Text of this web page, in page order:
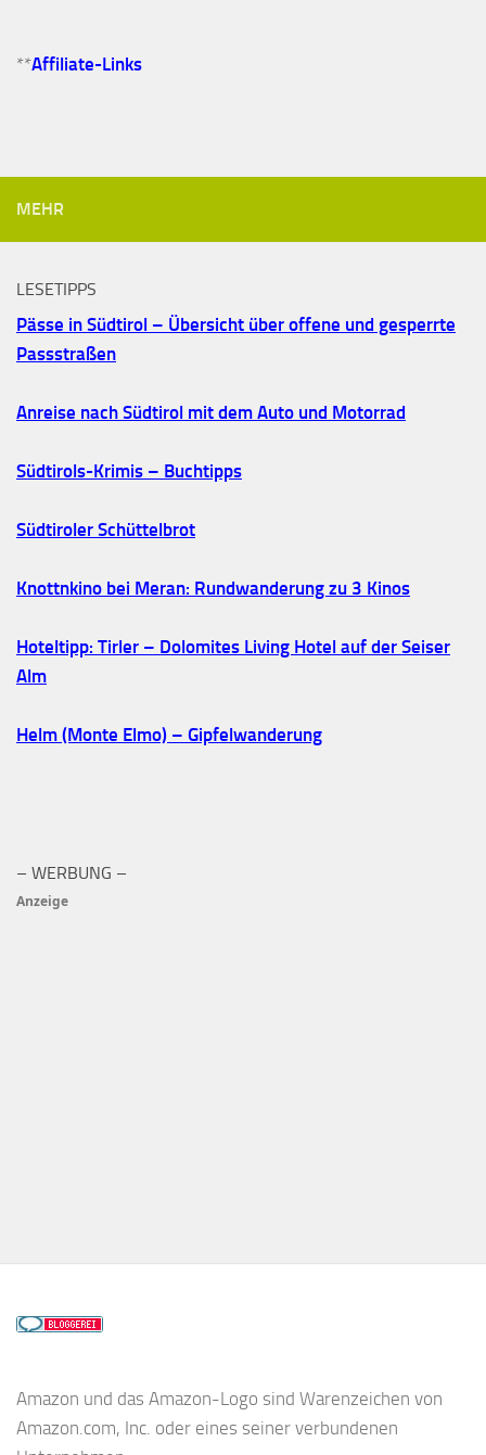
**Affiliate-Links
MEHR
LESETIPPS
Pässe in Südtirol – Übersicht über offene und gesperrte
Passstraßen
Anreise nach Südtirol mit dem Auto und Motorrad
Südtirols-Krimis – Buchtipps
Südtiroler Schüttelbrot
Knottnkino bei Meran: Rundwanderung zu 3 Kinos
Hoteltipp: Tirler – Dolomites Living Hotel auf der Seiser
Alm
Helm (Monte Elmo) – Gipfelwanderung
– WERBUNG –
Anzeige
Amazon und das Amazon-Logo sind Warenzeichen von
Amazon.com, Inc. oder eines seiner verbundenen